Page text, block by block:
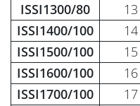
ISSI1300/80
13
ISSI1400/100
14
ISSI1500/100
15
ISSI1600/100
16
ISSI1700/100
17